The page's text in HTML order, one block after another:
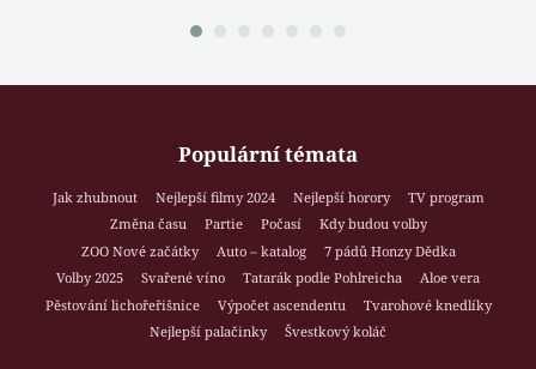
Populární témata
Jak zhubnout Nejlepší filmy 2024 Nejlepší horory
TV program
Změna času
Partie Počasí
Kdy budou volby
ZOO Nové začátky
Auto – katalog
7 pádů Honzy Dědka
Volby 2025
Svařené víno Tatarák podle Pohlreicha
Aloe vera
Pěstování lichořeřišnice
Výpočet ascendentu
Tvarohové knedlíky
Nejlepší palačinky
Švestkový koláč